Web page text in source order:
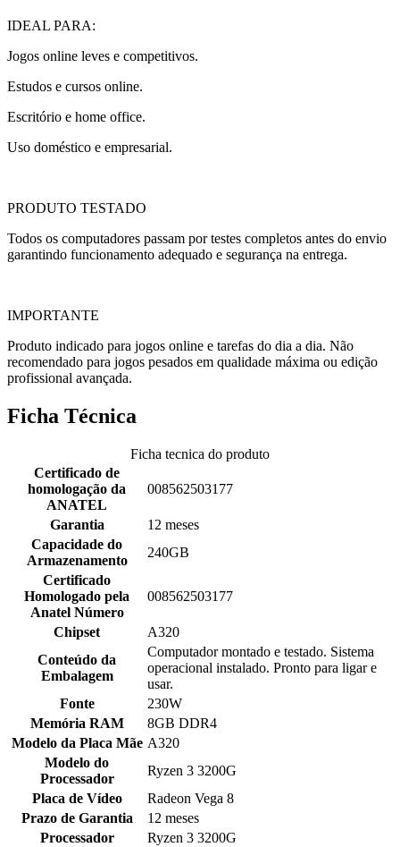
IDEAL PARA:
Jogos online leves e competitivos.
Estudos e cursos online.
Escritório e home office.
Uso doméstico e empresarial.
PRODUTO TESTADO
Todos os computadores passam por testes completos antes do envio
garantindo funcionamento adequado e segurança na entrega.
IMPORTANTE
Produto indicado para jogos online e tarefas do dia a dia. Não
recomendado para jogos pesados em qualidade máxima ou edição
profissional avançada.
Ficha Técnica
Ficha tecnica do produto
Certificado de
homologação da
ANATEL
008562503177
Garantia
12 meses
Capacidade do
Armazenamento
240GB
Certificado
Homologado pela
Anatel Número
008562503177
Chipset
A320
Conteúdo da
Embalagem
Computador montado e testado. Sistema
operacional instalado. Pronto para ligar e
usar.
Fonte
230W
Memória RAM
8GB DDR4
Modelo da Placa Mãe A320
Modelo do
Processador
Ryzen 3 3200G
Placa de Vídeo
Radeon Vega 8
Prazo de Garantia
12 meses
Processador
Ryzen 3 3200G